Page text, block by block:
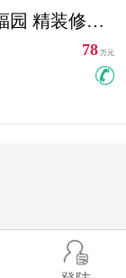
松霞路天府街 百年福园 精装修住宅急售
78 万元